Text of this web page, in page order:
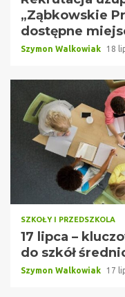
„Ząbkowskie
dostępne
Szymon Walkowiak 18
SZKOŁY I PRZEDSZKOLA
17 lipca –
do szkół
Szymon Walkowiak 17